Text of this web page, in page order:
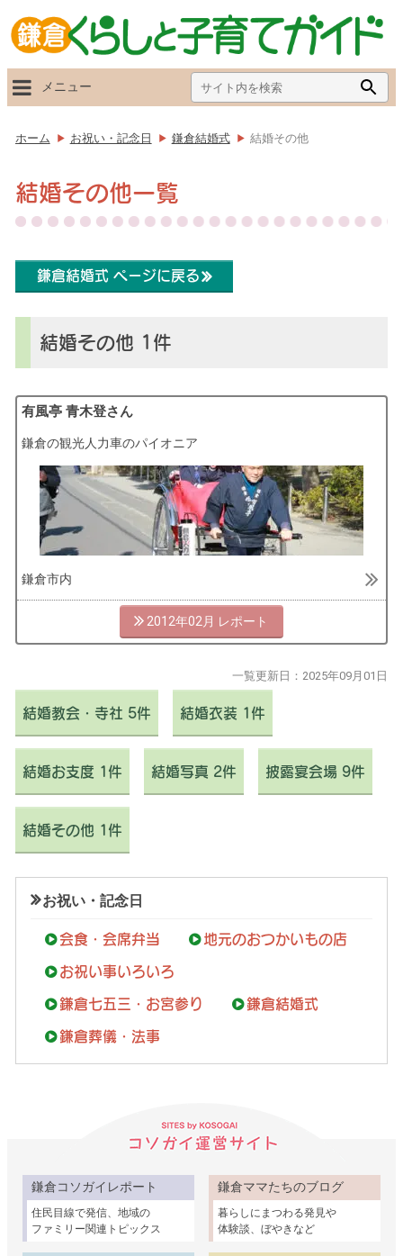
Search
for:
メニュー
ホーム お祝い・記念日 鎌倉結婚式 結婚その他
結婚その他一覧
鎌倉結婚式 ページに戻る
結婚その他 1件
有風亭 青木登さん
鎌倉の観光人力車のパイオニア
鎌倉市内
2012年02月
一覧更新日： 2025年09月01日
結婚教会・寺社 5件 結婚衣装 1件
結婚お支度 1件 結婚写真 2件 披露宴会場 9件
結婚その他 1件
お祝い・記念日
会食・会席弁当 地元のおつかいもの店
お祝い事いろいろ
鎌倉七五三・お宮参り 鎌倉結婚式
鎌倉葬儀・法事
鎌倉コソガイレポート
住民目線で発信、地域の
ファミリー関連トピックス
鎌倉ママたちのブログ
暮らしにまつわる発見や
体験談、ぼやきなど